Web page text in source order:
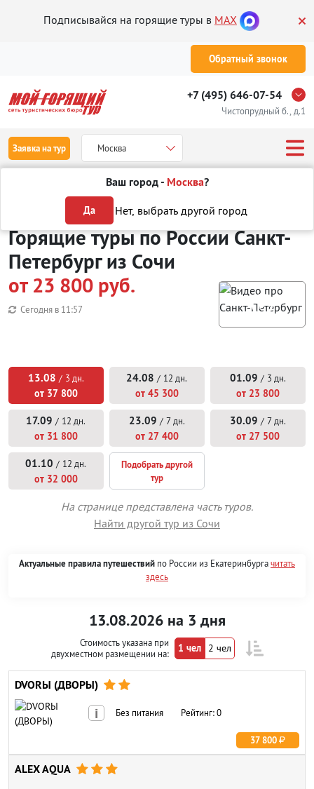
Подписывайся на горящие туры в MAX
Обратный звонок
+7 (495) 646-07-54
Чистопрудный б., д.1
Заявка на тур Москва
Ваш город - Москва?
Да Нет, выбрать другой город
Отдых в России Санкт-Петербург
Горящие туры по России Санкт-
Петербургиз Сочи
от 23 800 руб.
Сегодня в 11:57
13.08 / 3 дн.
от 37 800
24.08 / 12 дн.
от 45 300
01.09 / 3 дн.
от 23 800
17.09 / 12 дн.
от 31 800
23.09 / 7 дн.
от 27 400
30.09 / 7 дн.
от 27 500
01.10 / 12 дн.
от 32 000
Подобрать другой
тур
На странице представлена часть туров.
Найти другой тур из Сочи
Актуальные правила путешествий по России из Екатеринбургачитать
здесь
13.08.2026 на 3 дня
Стоимость указана при
двухместном размещении на:
1 чел 2 чел
DVORЫ (ДВОРЫ)  
Рейтинг: 0
Без питания
i
37 800
ALEX AQUA   